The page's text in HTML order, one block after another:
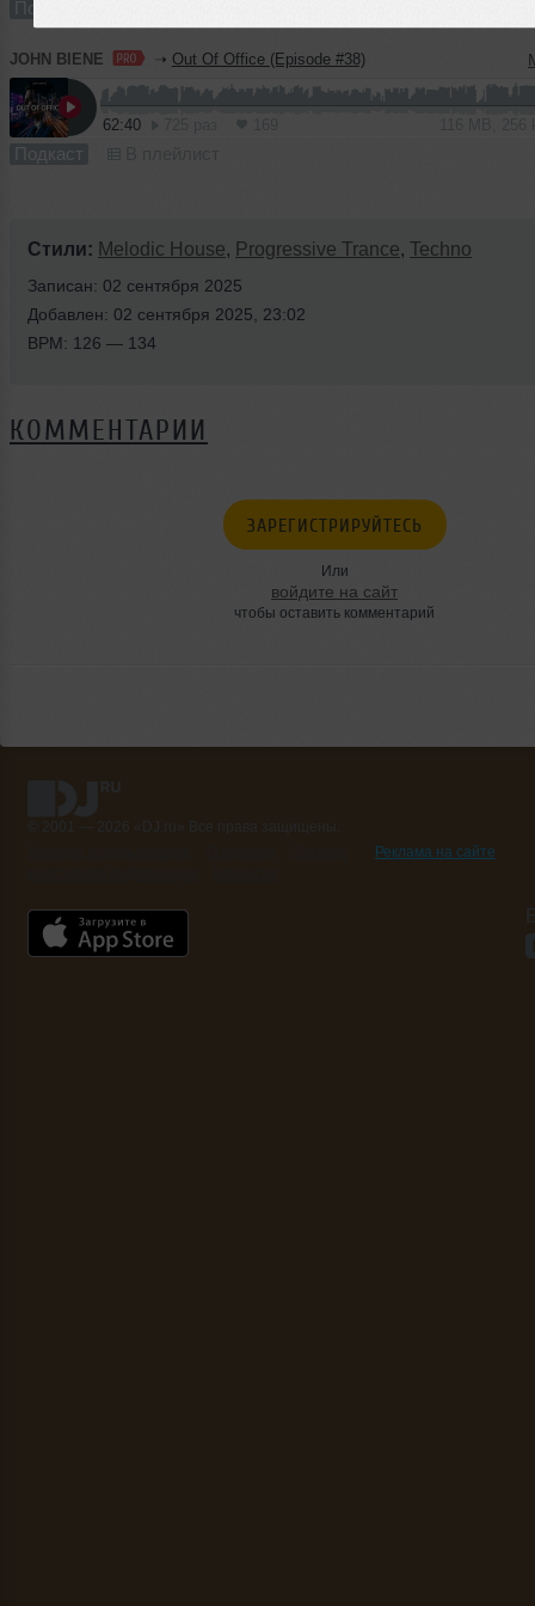
Подкаст
JOHN BIENE ➝ Out Of Office (Episode #38)
62:40
Подкаст
Стили: Melodic House, Progressive Trance, Techno
Записан: 02 сентября 2025
Добавлен: 02 сентября 2025, 23:02
BPM: 126 — 134
КОММЕНТАРИИ
ЗАРЕГИСТРИРУЙТЕСЬ
Или
войдите на сайт
чтобы оставить комментарий
Реклама на сайте